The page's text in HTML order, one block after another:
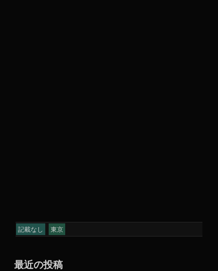
記載なし 東京
最近の投稿